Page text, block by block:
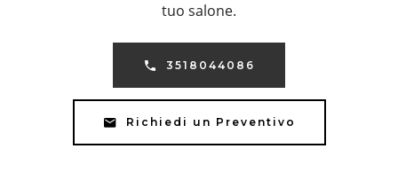
tuo salone.
3518044086
Richiedi un Preventivo